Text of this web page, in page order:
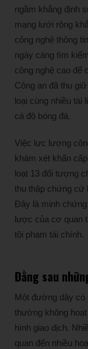
ngầm khẳng định
mạng lưới rộng
công nghệ thông
ngày càng tìm
công nghệ cao để
Công an đã thu
loại cùng nhiều tài
cá độ bóng đá.
Việc lực lượng
khám xét khẩn
loạt 13 đối tượng
thu thập chứng cứ
Đây là minh
lược của cơ quan
tội phạm tài chính.
Đằng sau
Một đường dây có
thường không
hình giao dịch.
quan đến nhiều